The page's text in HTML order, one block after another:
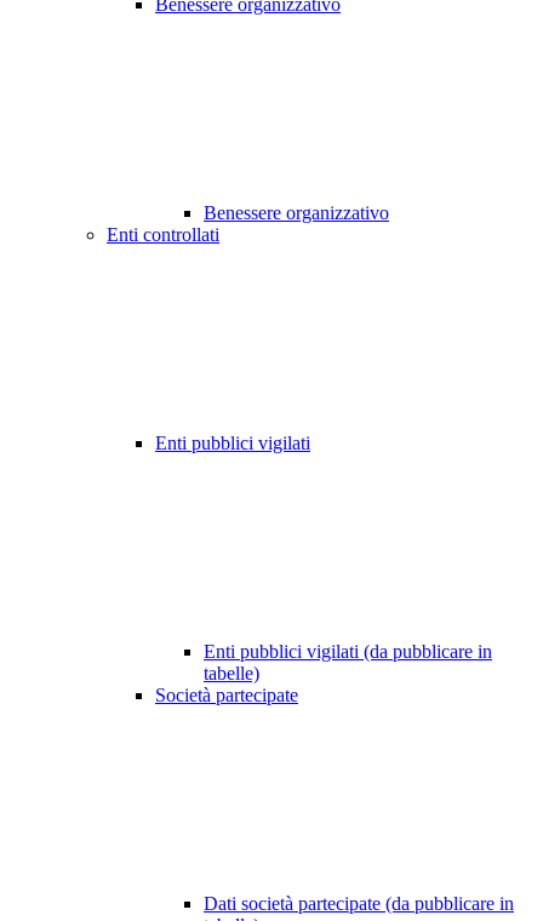
Benessere organizzativo
Benessere organizzativo
Enti controllati
Enti pubblici vigilati
Enti pubblici vigilati (da pubblicare in
tabelle)
Società partecipate
Dati società partecipate (da pubblicare in